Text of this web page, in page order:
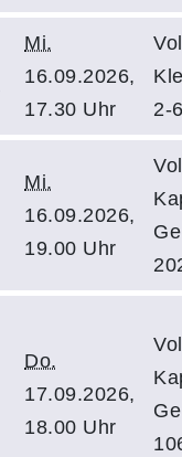
Mi.
16.09.2026,
17.30 Uhr
2-
Mi.
16.09.2026,
19.00 Uhr
Do.
17.09.2026,
18.00 Uhr